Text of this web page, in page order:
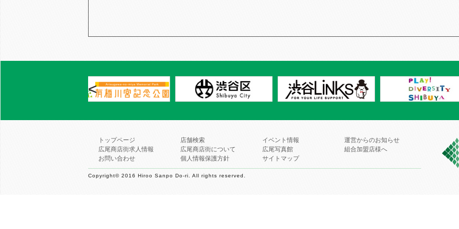
<
トップページ 店舗検索 イベント情報
運営からのお知らせ
広尾商店街求人情報
広尾商店街について 広尾写真館
組合加盟店様へ
お問い合わせ
個人情報保護方針 サイトマップ
Copyright© 2016 Hiroo Sanpo Do-ri. All rights reserved.